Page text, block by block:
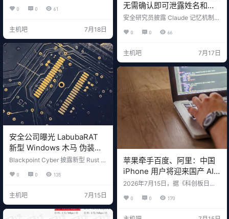
-27657 / CVE-2026-12170），影
击原理、自查命令与修复步骤，附
0 0 61
主机吧 7月18日
无需确认即可泄露姓名和工
作单位
安全研究员披露 Claude 记忆机制漏
提取姓名、工作单位、籍贯等个人
opic 内部已知但未修复，研究员未
模型的警示。
0 0 66
主机吧 7月17日
安全公司曝光 LabubaRAT
新型 Windows 木马 伪装英
伟达驱动用 Rust 开发
Blackpoint Cyber 披露新型 Rust 木
nvidia-sysruntime.exe 诱导安装，
隧道、SOCKS5 代理等完整控制能
营。
0 0 135
主机吧 7月15日
苹果牵手百度、阿里：中国
iPhone 用户将迎来国产 AI
加持
2026年7月15日，据《科创板日
度将合作，为中国 iPhone 用户开发
报》报道称阿里巴巴千问（Qwen）
0 0 170